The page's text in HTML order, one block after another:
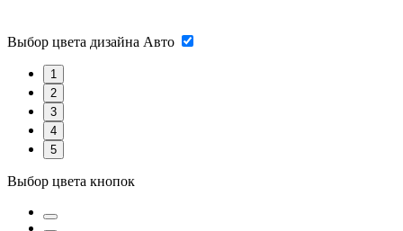
Выбор цвета дизайна Авто
1
2
3
4
5
Выбор цвета кнопок